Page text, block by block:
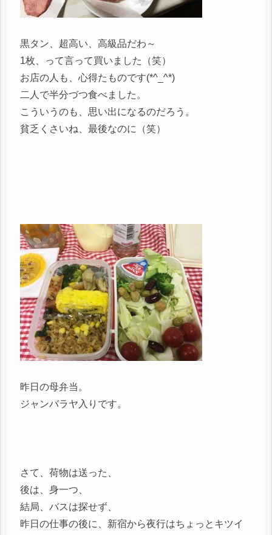
黒タン、超高い、高級品だわ～
1枚、って言って買いました（笑）
お店の人も、心得たものです(*^_^*)
二人で半分づつ食べました。
こういうのも、思い出になるのだろう。
貧乏くさいね、最後なのに（笑）
昨日の母弁当。
ジャンバラヤ入りです。
さて、荷物は送った、
後は、身一つ、
結局、バスは探せず、
昨日の仕事の後に、新宿から夜行はちょっとキツイ